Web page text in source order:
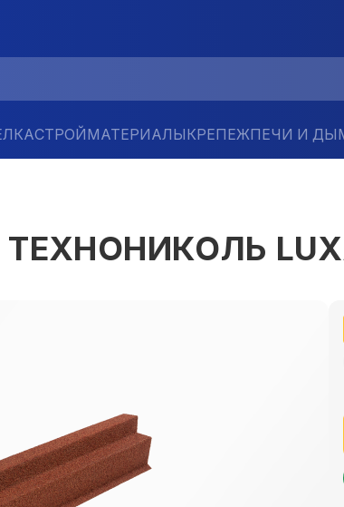
СТРОЙМАТЕРИАЛЫКРЕПЕЖПЕЧИ И
ТЕХНОНИКОЛЬ